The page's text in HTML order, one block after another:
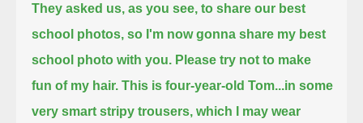
They asked us, as you see, to share our best
school photos, so I'm now gonna share my best
school photo with you. Please try not to make
fun of my hair. This is four-year-old Tom...in some
very smart stripy trousers, which I may wear